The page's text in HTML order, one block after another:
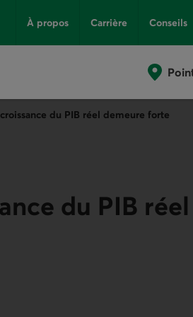
À propos Carrière Conseils
du PIB réel demeure forte
du PIB